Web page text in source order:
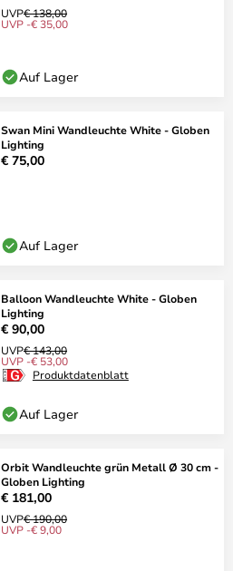
UVP€ 138,00
UVP -€ 35,00
Auf Lager
Swan Mini Wandleuchte White - Globen
Lighting
€ 75,00
Auf Lager
Balloon Wandleuchte White - Globen
Lighting
€ 90,00
UVP€ 143,00
UVP -€ 53,00
Produktdatenblatt
Auf Lager
Orbit Wandleuchte grün Metall Ø 30 cm -
Globen Lighting
€ 181,00
UVP€ 190,00
UVP -€ 9,00